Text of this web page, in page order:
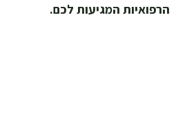
הרפואיות המגיעות לכם.